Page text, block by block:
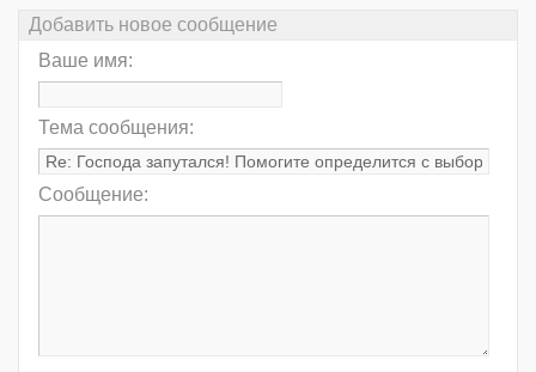
Добавить новое сообщение
Ваше имя:
Тема сообщения:
Сообщение: